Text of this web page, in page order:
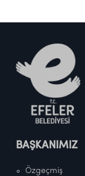
BAŞKANIMIZ
Özgeçmiş